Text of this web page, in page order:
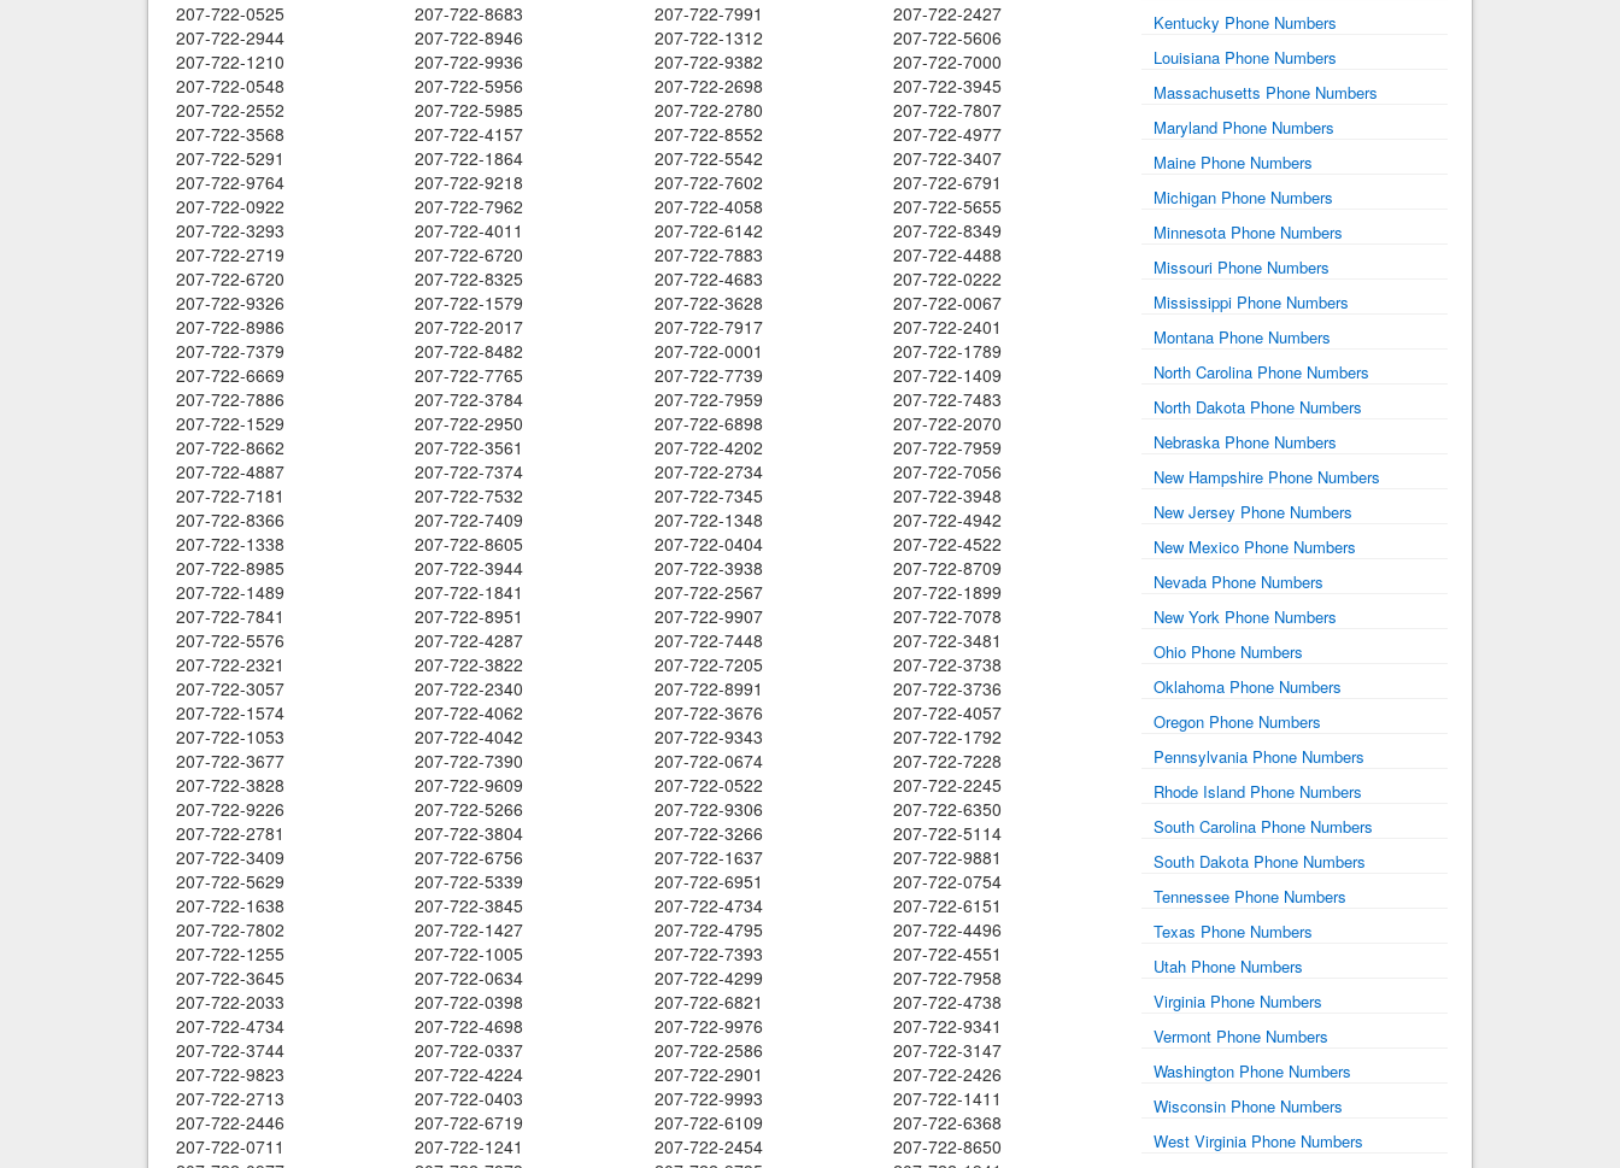
207-722-0525 207-722-8683 207-722-7991
207-722-2427
207-722-2944
207-722-8946 207-722-1312
207-722-5606
207-722-1210
207-722-9936 207-722-9382
207-722-7000
207-722-0548
207-722-5956 207-722-2698
207-722-3945
207-722-2552
207-722-5985 207-722-2780
207-722-7807
207-722-3568
207-722-4157 207-722-8552
207-722-4977
207-722-5291
207-722-1864 207-722-5542
207-722-3407
207-722-9764
207-722-9218 207-722-7602
207-722-6791
207-722-0922
207-722-7962 207-722-4058
207-722-5655
207-722-3293
207-722-4011 207-722-6142
207-722-8349
207-722-2719
207-722-6720 207-722-7883
207-722-4488
207-722-6720
207-722-8325 207-722-4683
207-722-0222
207-722-9326
207-722-1579 207-722-3628
207-722-0067
207-722-8986
207-722-2017 207-722-7917
207-722-2401
207-722-7379
207-722-8482 207-722-0001
207-722-1789
207-722-6669
207-722-7765 207-722-7739
207-722-1409
207-722-7886
207-722-3784 207-722-7959
207-722-7483
207-722-1529
207-722-2950 207-722-6898
207-722-2070
207-722-8662
207-722-3561 207-722-4202
207-722-7959
207-722-4887
207-722-7374 207-722-2734
207-722-7056
207-722-7181
207-722-7532 207-722-7345
207-722-3948
207-722-8366
207-722-7409 207-722-1348
207-722-4942
207-722-1338
207-722-8605 207-722-0404
207-722-4522
207-722-8985
207-722-3944 207-722-3938
207-722-8709
207-722-1489
207-722-1841 207-722-2567
207-722-1899
207-722-7841
207-722-8951 207-722-9907
207-722-7078
207-722-5576
207-722-4287 207-722-7448
207-722-3481
207-722-2321
207-722-3822 207-722-7205
207-722-3738
207-722-3057
207-722-2340 207-722-8991
207-722-3736
207-722-1574
207-722-4062 207-722-3676
207-722-4057
207-722-1053
207-722-4042 207-722-9343
207-722-1792
207-722-3677
207-722-7390 207-722-0674
207-722-7228
207-722-3828
207-722-9609 207-722-0522
207-722-2245
207-722-9226
207-722-5266 207-722-9306
207-722-6350
207-722-2781
207-722-3804 207-722-3266
207-722-5114
207-722-3409
207-722-6756 207-722-1637
207-722-9881
207-722-5629
207-722-5339 207-722-6951
207-722-0754
207-722-1638
207-722-3845 207-722-4734
207-722-6151
207-722-7802
207-722-1427 207-722-4795
207-722-4496
207-722-1255
207-722-1005 207-722-7393
207-722-4551
207-722-3645
207-722-0634 207-722-4299
207-722-7958
207-722-2033
207-722-0398 207-722-6821
207-722-4738
207-722-4734
207-722-4698 207-722-9976
207-722-9341
207-722-3744
207-722-0337 207-722-2586
207-722-3147
207-722-9823
207-722-4224 207-722-2901
207-722-2426
207-722-2713
207-722-0403 207-722-9993
207-722-1411
207-722-2446
207-722-6719 207-722-6109
207-722-6368
207-722-0711
207-722-1241 207-722-2454
207-722-8650
Kentucky Phone Numbers
Louisiana Phone Numbers
Massachusetts Phone Numbers
Maryland Phone Numbers
Maine Phone Numbers
Michigan Phone Numbers
Minnesota Phone Numbers
Missouri Phone Numbers
Mississippi Phone Numbers
Montana Phone Numbers
North Carolina Phone Numbers
North Dakota Phone Numbers
Nebraska Phone Numbers
New Hampshire Phone Numbers
New Jersey Phone Numbers
New Mexico Phone Numbers
Nevada Phone Numbers
New York Phone Numbers
Ohio Phone Numbers
Oklahoma Phone Numbers
Oregon Phone Numbers
Pennsylvania Phone Numbers
Rhode Island Phone Numbers
South Carolina Phone Numbers
South Dakota Phone Numbers
Tennessee Phone Numbers
Texas Phone Numbers
Utah Phone Numbers
Virginia Phone Numbers
Vermont Phone Numbers
Washington Phone Numbers
Wisconsin Phone Numbers
West Virginia Phone Numbers